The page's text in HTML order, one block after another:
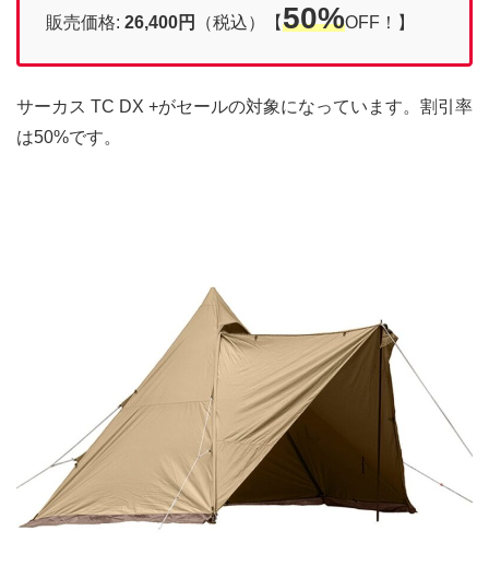
販売価格: 26,400円 （税込）【50%OFF！】
サーカス TC DX +がセールの対象になっています。割引率
は50%です。